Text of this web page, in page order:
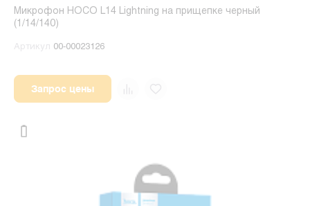
Микрофон HOCO L14 Lightning на прищепке черный
(1/14/140)
Артикул 00-00023126
Запрос цены